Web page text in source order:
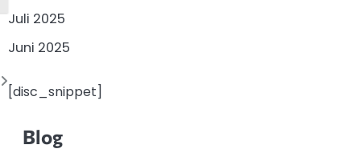
Juli 2025
Juni 2025
[disc_snippet]
Blog